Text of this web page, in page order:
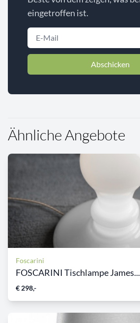
eingetroffen ist.
Abschicken
Ähnliche Angebote
Foscarini
FOSCARINI Tischlampe James...
€ 298,-